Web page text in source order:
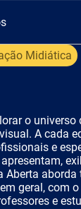
Midiática
o universo
A cada
e
Aberta aborda
geral, com
e